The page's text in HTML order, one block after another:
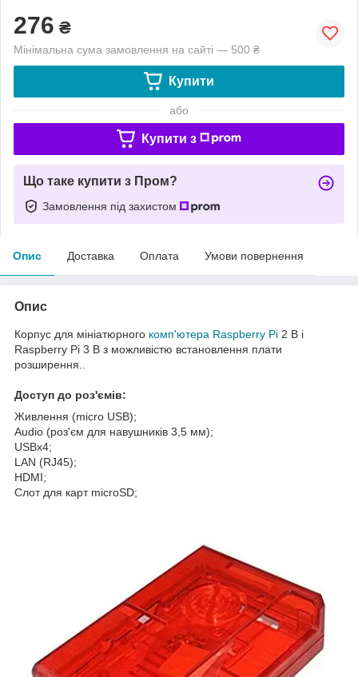
276 ₴
Мінімальна сума замовлення на сайті — 500 ₴
Купити
або
Купити з
Що таке купити з Пром?
Замовлення під захистом
Опис Доставка Оплата Умови повернення
Опис
Корпус для мініатюрного комп'ютера Raspberry Pi 2 B і
Raspberry Pi 3 B з можливістю встановлення плати
розширення..
Доступ до роз'ємів:
Живлення (micro USB);
Audio (роз'єм для навушників 3,5 мм);
USBх4;
LAN (RJ45);
HDMI;
Слот для карт microSD;